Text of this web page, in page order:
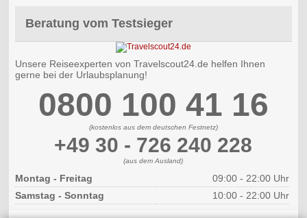
Beratung vom Testsieger
Unsere Reiseexperten von Travelscout24.de helfen Ihnen
gerne bei der Urlaubsplanung!
0800 100 41 16
(kostenlos aus dem deutschen Festnetz)
+49 30 - 726 240 228
(aus dem Ausland)
Montag - Freitag
09:00 - 22:00 Uhr
Samstag - Sonntag
10:00 - 22:00 Uhr